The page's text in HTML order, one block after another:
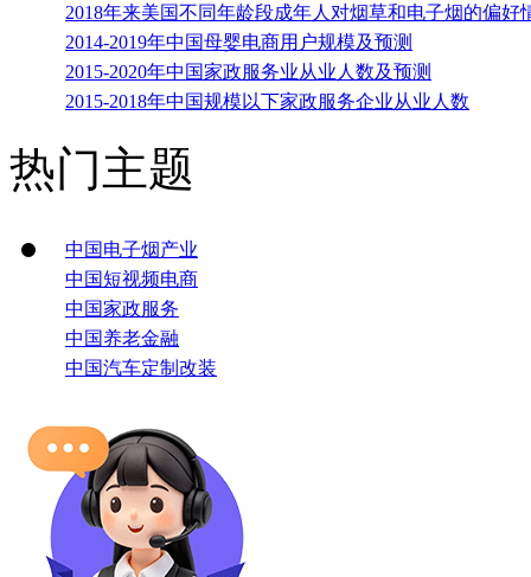
2018年来美国不同年龄段成年人对烟草和电子烟的偏好
2014-2019年中国母婴电商用户规模及预测
2015-2020年中国家政服务业从业人数及预测
2015-2018年中国规模以下家政服务企业从业人数
热门主题
中国电子烟产业
中国短视频电商
中国家政服务
中国养老金融
中国汽车定制改装